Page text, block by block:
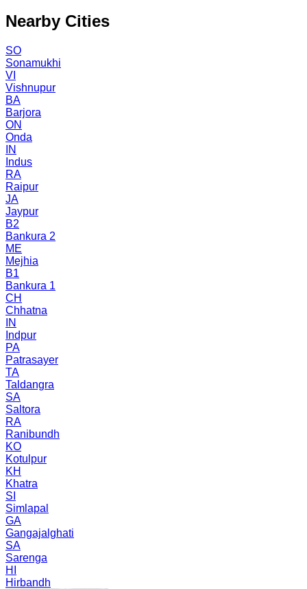
Nearby Cities
SO
Sonamukhi
VI
Vishnupur
BA
Barjora
ON
Onda
IN
Indus
RA
Raipur
JA
Jaypur
B2
Bankura 2
ME
Mejhia
B1
Bankura 1
CH
Chhatna
IN
Indpur
PA
Patrasayer
TA
Taldangra
SA
Saltora
RA
Ranibundh
KO
Kotulpur
KH
Khatra
SI
Simlapal
GA
Gangajalghati
SA
Sarenga
HI
Hirbandh